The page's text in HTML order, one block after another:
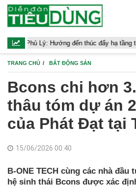
Hướng đến thúc đẩy hạ tầng thương mại
TRANG CHỦ BẤT ĐỘNG SẢN
Bcons chi hơn
thâu tóm dự án
của Phát Đạt tại
15/06/2026 00:40
B-ONE TECH cùng các nhà đầu
hệ sinh thái Bcons được xác